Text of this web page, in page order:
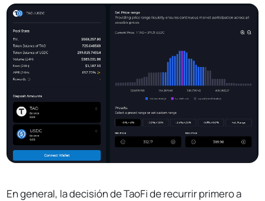
En general, la decisión de TaoFi de recurrir primero a